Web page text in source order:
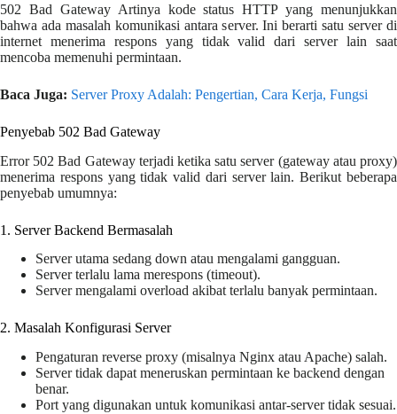
502 Bad Gateway Artinya kode status HTTP yang menunjukkan
bahwa ada masalah komunikasi antara server. Ini berarti satu server di
internet menerima respons yang tidak valid dari server lain saat
mencoba memenuhi permintaan.
Baca Juga: Server Proxy Adalah: Pengertian, Cara Kerja, Fungsi
Penyebab 502 Bad Gateway
Error 502 Bad Gateway terjadi ketika satu server (gateway atau proxy)
menerima respons yang tidak valid dari server lain. Berikut beberapa
penyebab umumnya:
1. Server Backend Bermasalah
Server utama sedang down atau mengalami gangguan.
Server terlalu lama merespons (timeout).
Server mengalami overload akibat terlalu banyak permintaan.
2. Masalah Konfigurasi Server
Pengaturan reverse proxy (misalnya Nginx atau Apache) salah.
Server tidak dapat meneruskan permintaan ke backend dengan
benar.
Port yang digunakan untuk komunikasi antar-server tidak sesuai.